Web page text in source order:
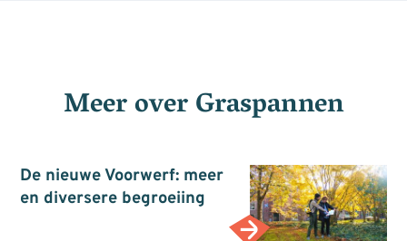
Meer overGraspannen
De nieuwe Voorwerf: meer
en diversere begroeiing